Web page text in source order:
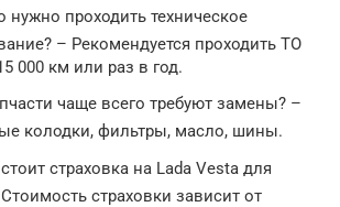
нужно проходить техническое
– Рекомендуется проходить ТО
000 км или раз в год.
чаще всего требуют замены? –
колодки, фильтры, масло, шины.
страховка на Lada Vesta для
страховки зависит от